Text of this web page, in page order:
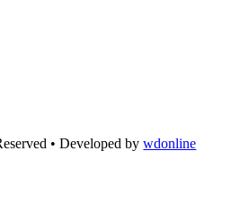
• Developed bywdonline